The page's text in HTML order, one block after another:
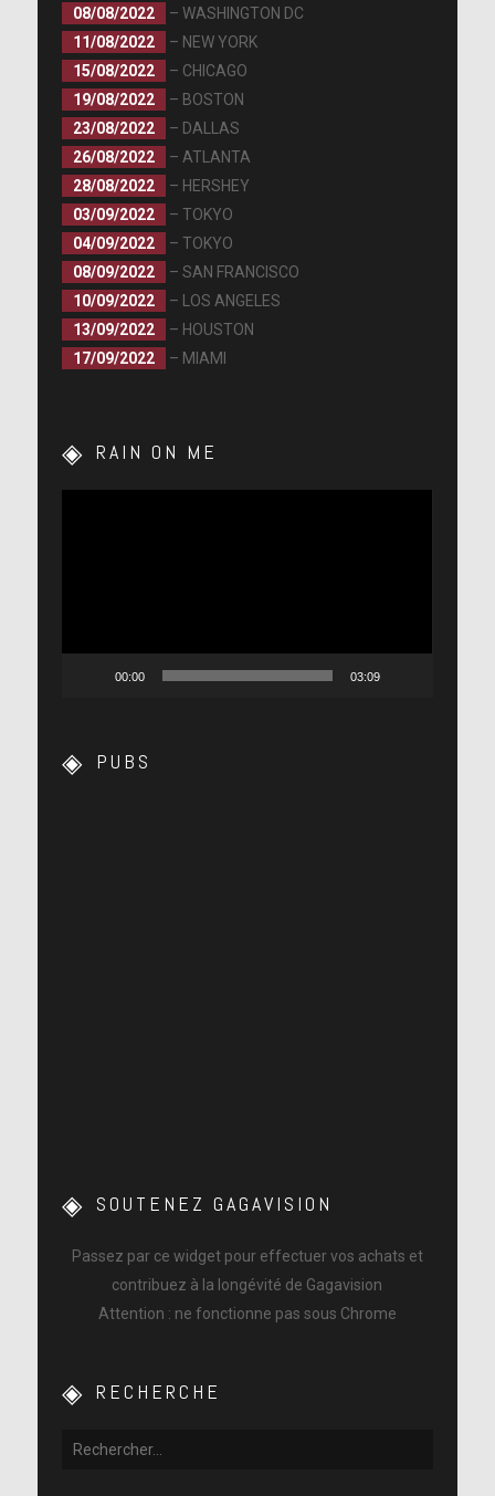
08/08/2022
– WASHINGTON DC
11/08/2022
– NEW YORK
15/08/2022
– CHICAGO
19/08/2022
– BOSTON
23/08/2022
– DALLAS
26/08/2022
– ATLANTA
28/08/2022
– HERSHEY
03/09/2022
– TOKYO
04/09/2022
– TOKYO
08/09/2022
– SAN FRANCISCO
10/09/2022
– LOS ANGELES
13/09/2022
– HOUSTON
17/09/2022
– MIAMI
RAIN ON ME
00:00 03:09
PUBS
SOUTENEZ GAGAVISION
Passez par ce widget pour effectuer vos achats et
contribuez à la longévité de Gagavision
Attention : ne fonctionne pas sous Chrome
RECHERCHE